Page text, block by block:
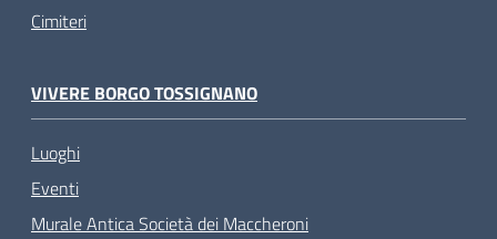
Cimiteri
VIVERE BORGO TOSSIGNANO
Luoghi
Eventi
Murale Antica Società dei Maccheroni